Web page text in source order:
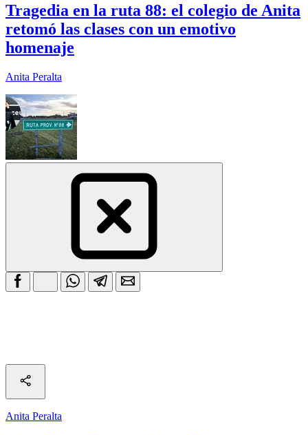
Tragedia en la ruta 88: el colegio de Anita
retomó las clases con un emotivo
homenaje
Anita Peralta
Anita Peralta